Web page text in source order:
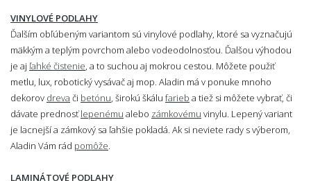
VINYLOVÉ PODLAHY
Ďalším obľúbeným variantom sú vinylové podlahy, ktoré sa vyznačujú
mäkkým a teplým povrchom alebo vodeodolnosťou. Ďalšou výhodou
je aj ľahké čistenie , a to suchou aj mokrou cestou. Môžete použiť
metlu, lux, robotický vysávač aj mop. Aladin má v ponuke mnoho
dekorov dreva či betónu , širokú škálu farieb a tiež si môžete vybrať, či
dávate prednosťlepenému alebo zámkovému vinylu. Lepený variant
je lacnejší a zámkový sa ľahšie pokladá. Ak si neviete rady s výberom,
Aladin Vám rád pomôže
LAMINÁTOVÉ PODLAHY